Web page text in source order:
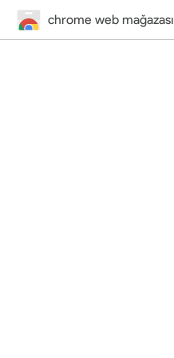
chrome web mağazası